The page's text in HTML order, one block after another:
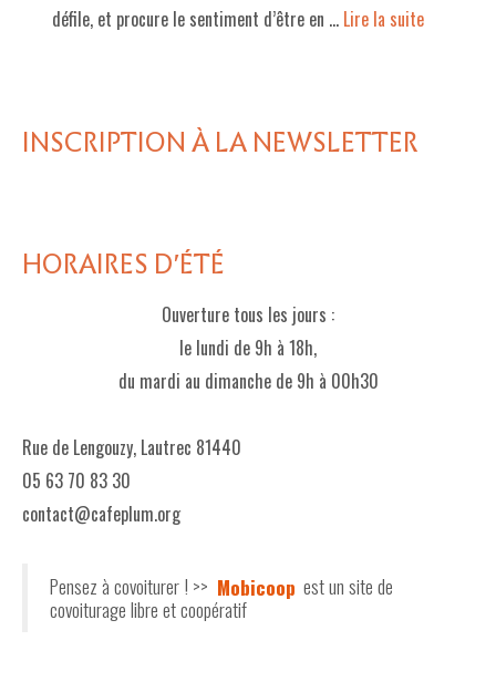
défile, et procure le sentiment d’être en … Lire la suite­­
INSCRIPTION À LA NEWSLETTER
HORAIRES D'ÉTÉ
Ouverture tous les jours :
le lundi de 9h à 18h,
du mardi au dimanche de 9h à 00h30
Rue de Lengouzy, Lautrec 81440
05 63 70 83 30
contact@cafeplum.org
Pensez à covoiturer ! >> Mobicoop est un site de
covoiturage libre et coopératif